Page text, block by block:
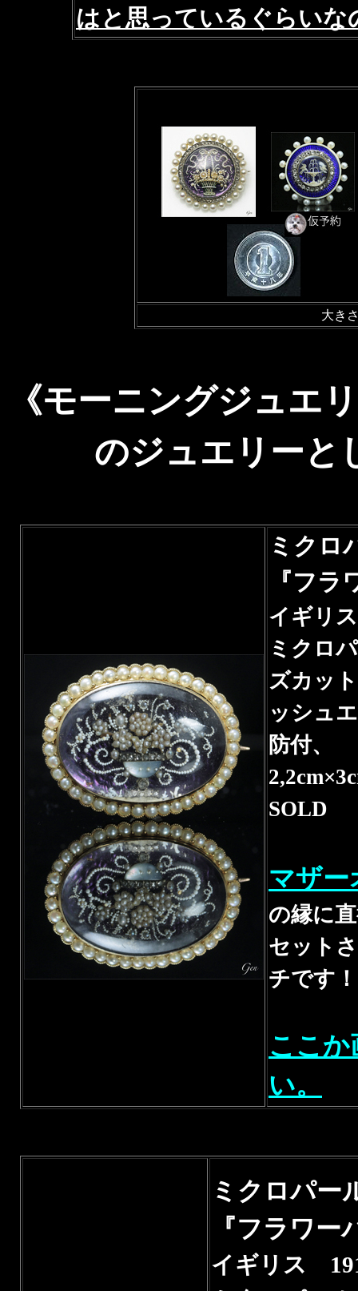
はと思っているぐらいな
大き
《モーニングジュエ
のジュエリーと
ミクロ
『フ
イギリ
ミクロ
ズカッ
ッシュ
防付、
SOLD
マザー
の縁に
セット
チです
ここ
い。
ミクロパ
『フラワー
イギリス